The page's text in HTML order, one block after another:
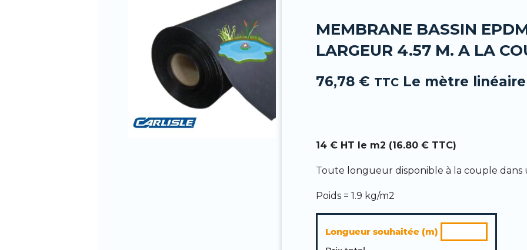
f
MEMBRANE BASSIN
LARGEUR 4.57 M. A LA
76,78 € TTCLe mètre linéaire
14 € HT le m2 (16.80 € TTC)
Toute longueur disponible à la couple dans
Poids = 1.9 kg/m2
Longueur souhaitée (m)
de
Membrane